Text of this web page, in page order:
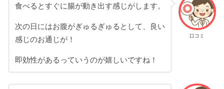
口コミ
食べるとすぐに腸が動き出す感じがします。
次の日にはお腹がぎゅるぎゅるとして、良い
感じのお通じが！
即効性があるっていうのが嬉しいですね！